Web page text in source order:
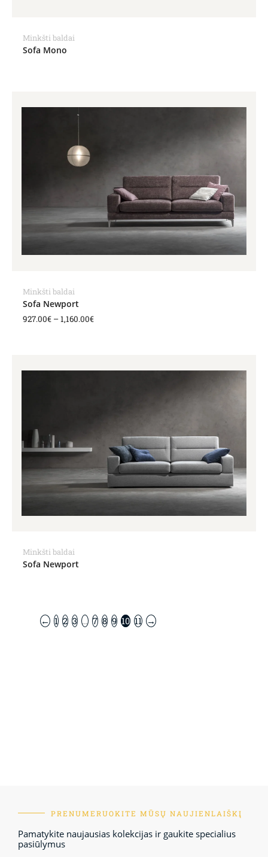
Minkšti baldai
Sofa Mono
Minkšti baldai
Sofa Newport
927.00€ –1,160.00€
range:
Minkšti baldai
Sofa Newport
← 1 2 3 … 7 8 9 10 11 →
PRENUMERUOKITE MŪSŲ NAUJIENLAIŠKĮ
Pamatykite naujausias kolekcijas ir gaukite specialius
pasiūlymus